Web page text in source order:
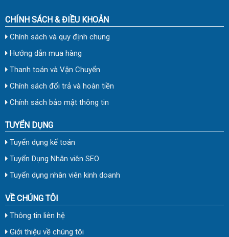
CHÍNH SÁCH & ĐIỀU KHOẢN
Chính sách và quy định chung
Hướng dẫn mua hàng
Thanh toán và Vận Chuyển
Chính sách đổi trả và hoàn tiền
Chính sách bảo mật thông tin
TUYỂN DỤNG
Tuyển dụng kế toán
Tuyển Dụng Nhân viên SEO
Tuyển dụng nhân viên kinh doanh
VỀ CHÚNG TÔI
Thông tin liên hệ
Giới thiệu về chúng tôi